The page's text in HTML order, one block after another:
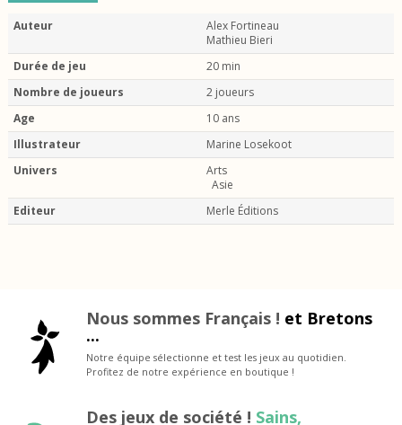
Auteur
Alex Fortineau
Mathieu Bieri
Durée de jeu
20 min
Nombre de joueurs
2 joueurs
Age
10 ans
Illustrateur
Marine Losekoot
Univers
Arts
Asie
Editeur
Merle Éditions
Nous sommes Français ! et Bretons
...
Notre équipe sélectionne et test les jeux au quotidien.
Profitez de notre expérience en boutique !
Des jeux de société ! Sains,